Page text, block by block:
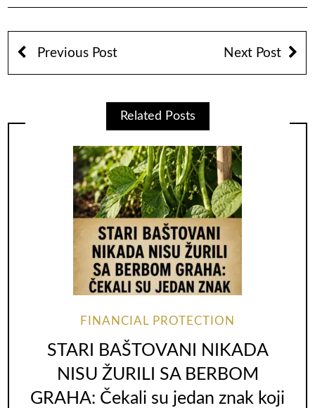
Previous Post Next Post
Related Posts
FINANCIAL PROTECTION
STARI BAŠTOVANI NIKADA
NISU ŽURILI SA BERBOM
GRAHA: Čekali su jedan znak koji